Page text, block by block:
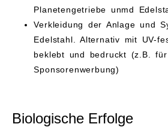
Biologische Erfolge
Planetengetriebe unmd
Verkleidung der Anlage und
Edelstahl. Alternativ mit UV-
beklebt und bedruckt (z.B. für
Sponsorenwerbung)